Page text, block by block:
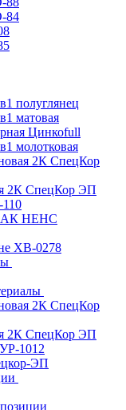
84
полуглянец
матовая
Цинкоfull
молотковая
2К СпецКор
2К СпецКор ЭП
АК НЕНС
ХВ-0278
2К СпецКор
2К СпецКор ЭП
1012
ЭП